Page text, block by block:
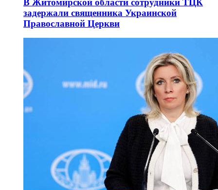
задержали священника Украинской
Православной Церкви